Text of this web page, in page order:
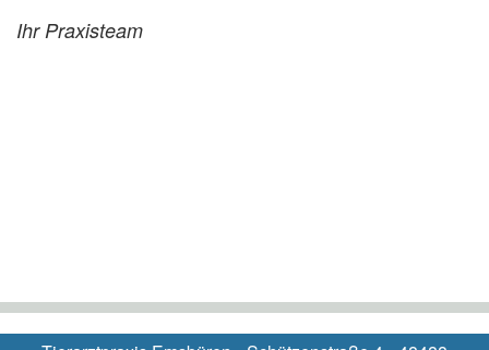
Ihr Praxisteam